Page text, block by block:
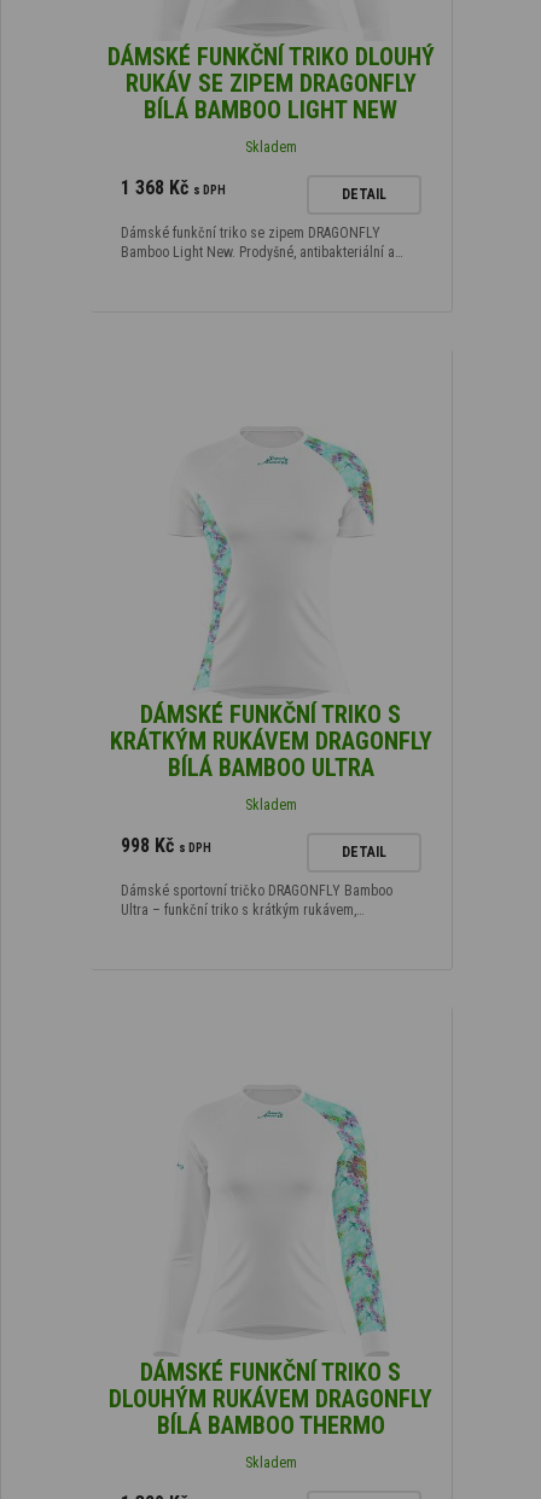
DÁMSKÉ FUNKČNÍ TRIKO DLOUHÝ
RUKÁV SE ZIPEM DRAGONFLY
BÍLÁ BAMBOO LIGHT NEW
Skladem
1 368 Kč s DPH DETAIL
Dámské funkční triko se zipem DRAGONFLY
Bamboo Light New. Prodyšné, antibakteriální a…
DÁMSKÉ FUNKČNÍ TRIKO S
KRÁTKÝM RUKÁVEM DRAGONFLY
BÍLÁ BAMBOO ULTRA
Skladem
998 Kč s DPH DETAIL
Dámské sportovní tričko DRAGONFLY Bamboo
Ultra – funkční triko s krátkým rukávem,…
DÁMSKÉ FUNKČNÍ TRIKO S
DLOUHÝM RUKÁVEM DRAGONFLY
BÍLÁ BAMBOO THERMO
Skladem